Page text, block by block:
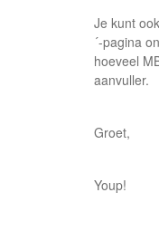
Je kunt
´-pagina
hoeveel
aanvuller.
Groet,
Youp!